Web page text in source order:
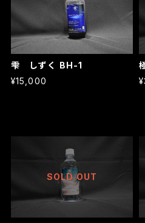
雫 しずく BH-1
¥15,000
SOLD OUT